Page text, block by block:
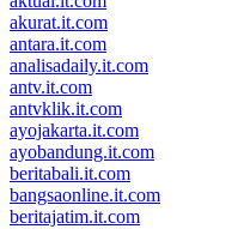
akurat.it.com
antara.it.com
analisadaily.it.com
antv.it.com
antvklik.it.com
ayojakarta.it.com
ayobandung.it.com
beritabali.it.com
bangsaonline.it.com
beritajatim.it.com